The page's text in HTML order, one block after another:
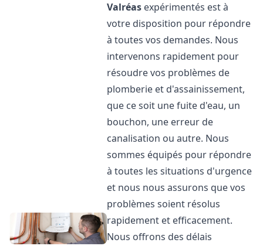
Valréas expérimentés est à
votre disposition pour répondre
à toutes vos demandes. Nous
intervenons rapidement pour
résoudre vos problèmes de
plomberie et d'assainissement,
que ce soit une fuite d'eau, un
bouchon, une erreur de
canalisation ou autre. Nous
sommes équipés pour répondre
à toutes les situations d'urgence
et nous nous assurons que vos
problèmes soient résolus
rapidement et efficacement.
Nous offrons des délais